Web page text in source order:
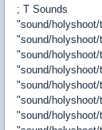
; T Sounds
"sound/
"sound/
"sound/
"sound/
"sound/
"sound/
"sound/